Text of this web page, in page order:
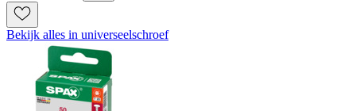
Bekijk alles in universeelschroef